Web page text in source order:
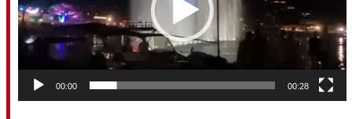
00:00 00:28